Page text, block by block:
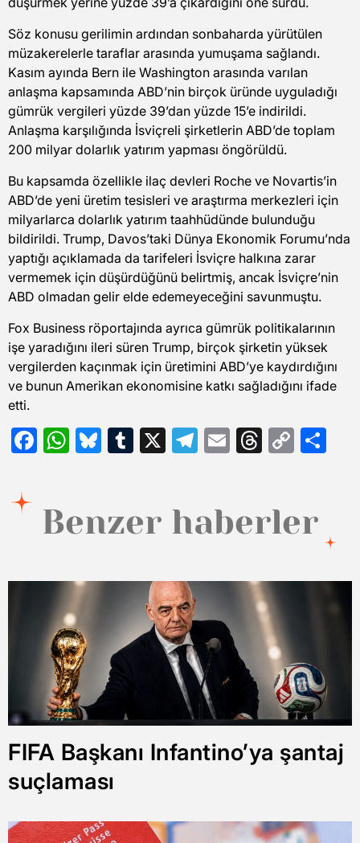
Söz konusu gerilimin ardından sonbaharda yürütülen
müzakerelerle taraflar arasında yumuşama sağlandı.
Kasım ayında Bern ile Washington arasında varılan
anlaşma kapsamında ABD’nin birçok üründe uyguladığı
gümrük vergileri yüzde 39’dan yüzde 15’e indirildi.
Anlaşma karşılığında İsviçreli şirketlerin ABD’de toplam
200 milyar dolarlık yatırım yapması öngörüldü.
Bu kapsamda özellikle ilaç devleri Roche ve Novartis’in
ABD’de yeni üretim tesisleri ve araştırma merkezleri için
milyarlarca dolarlık yatırım taahhüdünde bulunduğu
bildirildi. Trump, Davos’taki Dünya Ekonomik Forumu’nda
yaptığı açıklamada da tarifeleri İsviçre halkına zarar
vermemek için düşürdüğünü belirtmiş, ancak İsviçre’nin
ABD olmadan gelir elde edemeyeceğini savunmuştu.
Fox Business röportajında ayrıca gümrük politikalarının
işe yaradığını ileri süren Trump, birçok şirketin yüksek
vergilerden kaçınmak için üretimini ABD’ye kaydırdığını
ve bunun Amerikan ekonomisine katkı sağladığını ifade
etti.
Facebook
WhatsApp
Bluesky
Tumblr
X Telegram
EmailThreads
Copy
Benzer haberler
FIFA Başkanı Infantino’ya şantaj
suçlaması